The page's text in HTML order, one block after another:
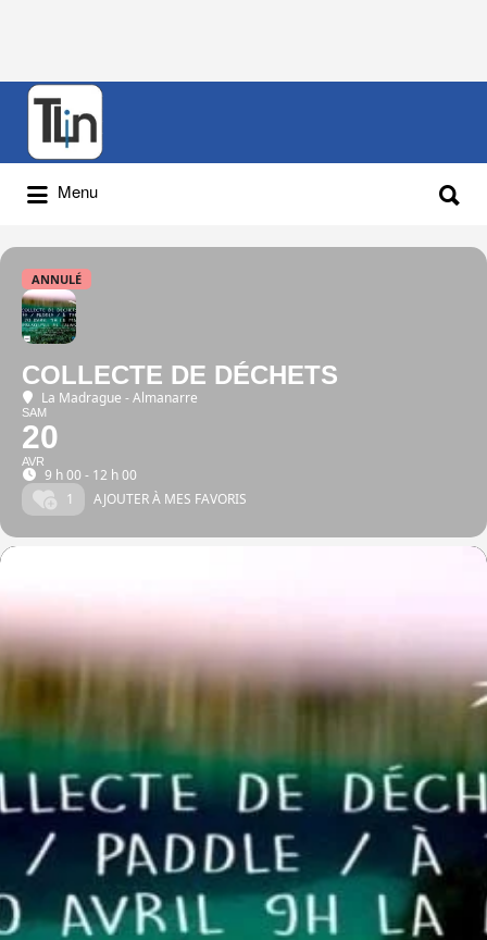
Rechercher
Menu
ANNULÉ
COLLECTE DE DÉCHETS
La Madrague - Almanarre
SAM
20
AVR
9 h 00 - 12 h 00
1
AJOUTER À MES FAVORIS